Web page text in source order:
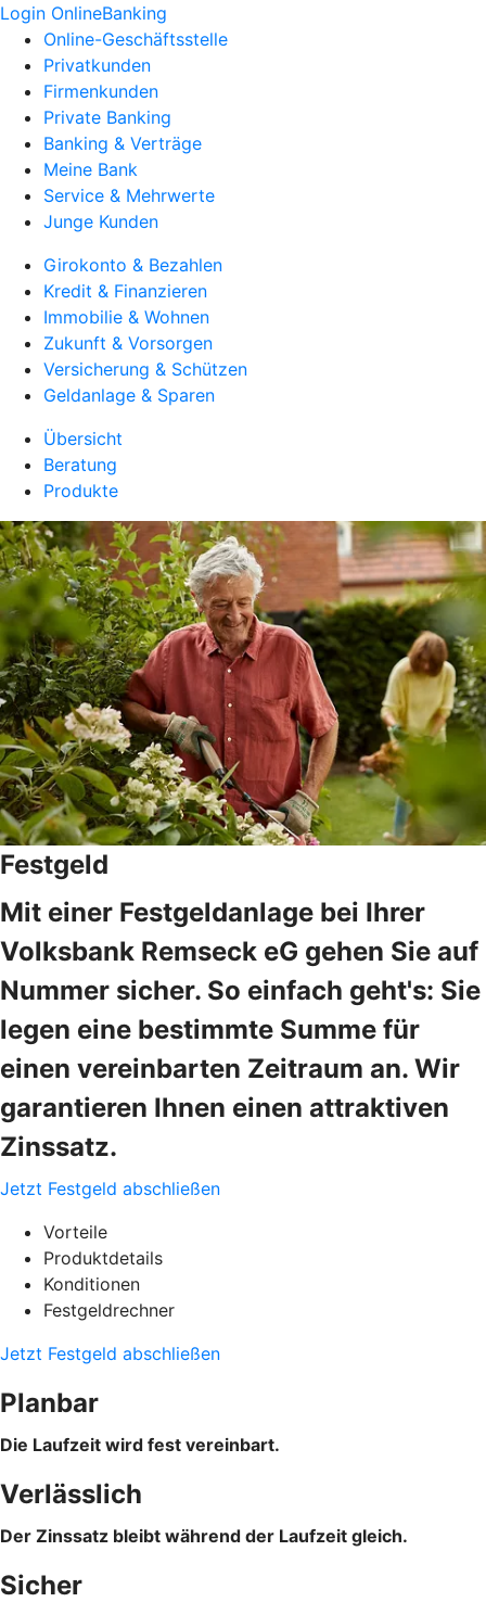
Login OnlineBanking
Online-Geschäftsstelle
Privatkunden
Firmenkunden
Private Banking
Banking & Verträge
Meine Bank
Service & Mehrwerte
Junge Kunden
Girokonto & Bezahlen
Kredit & Finanzieren
Immobilie & Wohnen
Zukunft & Vorsorgen
Versicherung & Schützen
Geldanlage & Sparen
Übersicht
Beratung
Produkte
Festgeld
Mit einer Festgeldanlage bei Ihrer
Volksbank Remseck eG gehen Sie auf
Nummer sicher. So einfach geht's: Sie
legen eine bestimmte Summe für
einen vereinbarten Zeitraum an. Wir
garantieren Ihnen einen attraktiven
Zinssatz.
Jetzt Festgeld abschließen
Vorteile
Produktdetails
Konditionen
Festgeldrechner
Jetzt Festgeld abschließen
Planbar
Die Laufzeit wird fest vereinbart.
Verlässlich
Der Zinssatz bleibt während der Laufzeit gleich.
Sicher